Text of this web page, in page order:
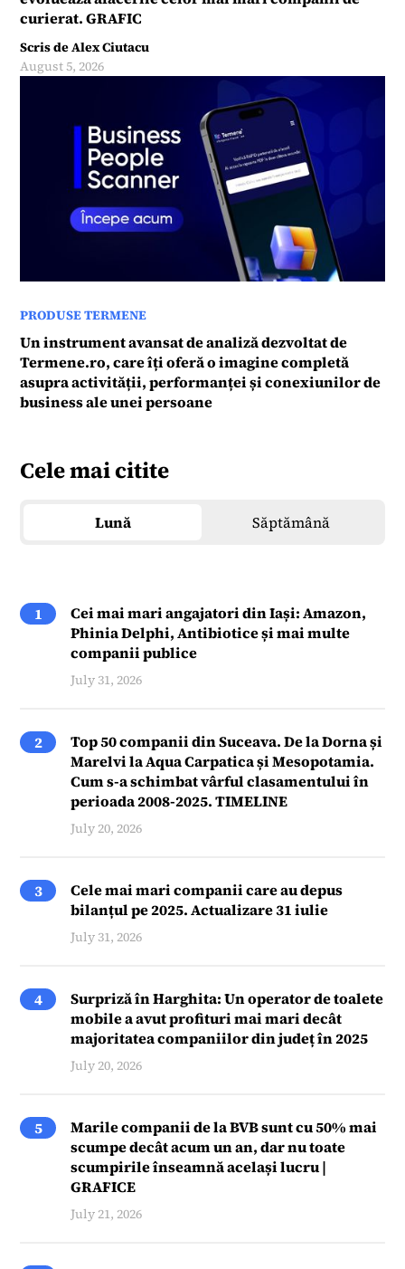
curierat. GRAFIC
Scris deAlex Ciutacu
August 5, 2026
PRODUSE TERMENE
Un instrument avansat de analiză dezvoltat de
Termene.ro, care îți oferă o imagine completă
asupra activității, performanței și conexiunilor de
business ale unei persoane
Cele mai citite
Lună Săptămână
1
Cei mai mari angajatori din Iași: Amazon,
Phinia Delphi, Antibiotice și mai multe
companii publice
July 31, 2026
2
Top 50 companii din Suceava. De la Dorna și
Marelvi la Aqua Carpatica și Mesopotamia.
Cum s-a schimbat vârful clasamentului în
perioada 2008-2025. TIMELINE
July 20, 2026
3
Cele mai mari companii care au depus
bilanțul pe 2025. Actualizare 31 iulie
July 31, 2026
4
Surpriză în Harghita: Un operator de toalete
mobile a avut profituri mai mari decât
majoritatea companiilor din județ în 2025
July 20, 2026
5
Marile companii de la BVB sunt cu 50% mai
scumpe decât acum un an, dar nu toate
scumpirile înseamnă același lucru |
GRAFICE
July 21, 2026